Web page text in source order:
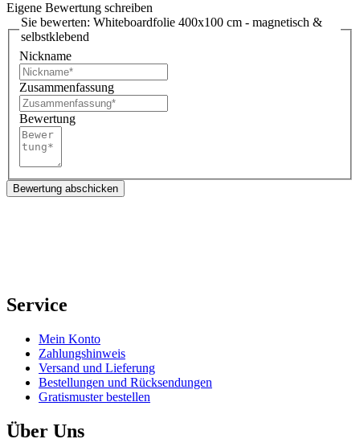
Eigene Bewertung schreiben
Sie bewerten: Whiteboardfolie 400x100 cm - magnetisch &
selbstklebend
Nickname
Zusammenfassung
Bewertung
Bewertung abschicken
Service
Mein Konto
Zahlungshinweis
Versand und Lieferung
Bestellungen und Rücksendungen
Gratismuster bestellen
Über Uns